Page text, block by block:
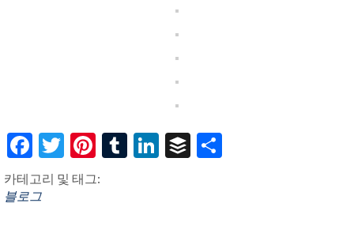
Facebook
Twitter
Pinterest
Tumblr
LinkedIn
Buffer
카테고리 및 태그:
블로그